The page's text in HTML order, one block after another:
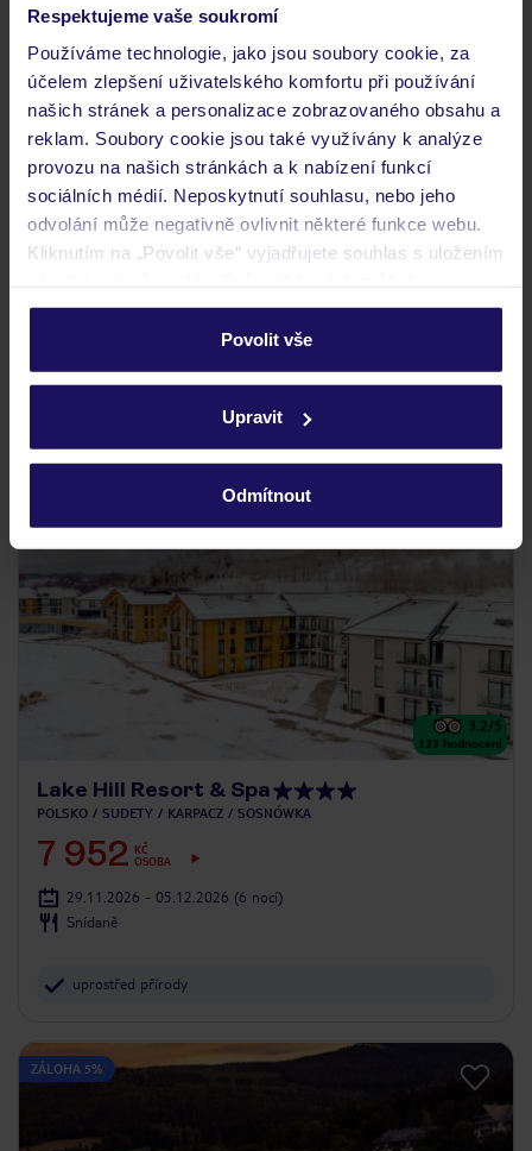
Respektujeme vaše soukromí
Používáme technologie, jako jsou soubory cookie, za
účelem zlepšení uživatelského komfortu při používání
našich stránek a personalizace zobrazovaného obsahu a
reklam. Soubory cookie jsou také využívány k analýze
provozu na našich stránkách a k nabízení funkcí
sociálních médií. Neposkytnutí souhlasu, nebo jeho
odvolání může negativně ovlivnit některé funkce webu.
Kliknutím na „Povolit vše“ vyjadřujete souhlas s uložením
personalizovat v sekci „Personalizace“.
Podrobné informace o souborech cookie naleznete v
ochrany osobních údajů.
Povolit vše
Upravit
Odmítnout
230 hodnocení
Cristal Resort
POLSKO SUDETY SZKLARSKA PORĘBA SKLÁŘSKÁ PORUBA
7 781 OSOBA
06.03.2027 - 12.03.2027 (6 nocí)
Bez stravy
3.2/5
133 hodnocení
Lake Hill Resort & Spa
POLSKO SUDETY KARPACZ SOSNÓWKA
7 952
KČ
OSOBA
29.11.2026 - 05.12.2026 (6 nocí)
Snídaně
uprostřed přírody
ZÁLOHA 5%